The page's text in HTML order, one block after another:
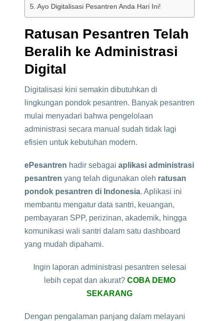
Ayo Digitalisasi Pesantren Anda Hari Ini!
Ratusan Pesantren Telah
Beralih ke Administrasi
Digital
Digitalisasi kini semakin dibutuhkan di
lingkungan pondok pesantren. Banyak pesantren
mulai menyadari bahwa pengelolaan
administrasi secara manual sudah tidak lagi
efisien untuk kebutuhan modern.
ePesantren hadir sebagai aplikasi administrasi
pesantren yang telah digunakan oleh ratusan
pondok pesantren di Indonesia. Aplikasi ini
membantu mengatur data santri, keuangan,
pembayaran SPP, perizinan, akademik, hingga
komunikasi wali santri dalam satu dashboard
yang mudah dipahami.
Ingin laporan administrasi pesantren selesai
lebih cepat dan akurat? COBA DEMO
SEKARANG
Dengan pengalaman panjang dalam melayani